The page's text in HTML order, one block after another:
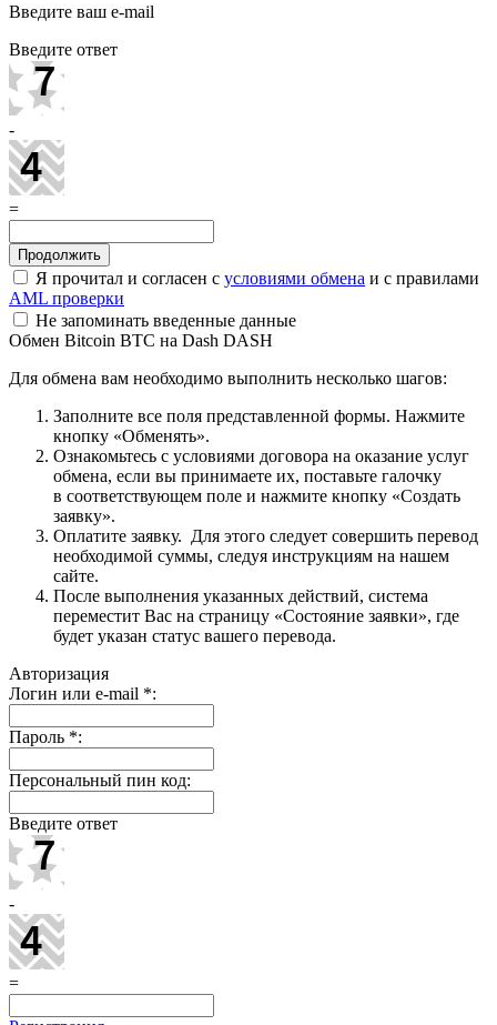
Введите ваш e-mail
Введите ответ
-
=
Я прочитал и согласен с условиями обмена и с правилами
AML проверки
Не запоминать введенные данные
Обмен Bitcoin BTC на Dash DASH
Для обмена вам необходимо выполнить несколько шагов:
Заполните все поля представленной формы. Нажмите
кнопку «Обменять».
Ознакомьтесь с условиями договора на оказание услуг
обмена, если вы принимаете их, поставьте галочку
в соответствующем поле и нажмите кнопку «Создать
заявку».
Оплатите заявку. Для этого следует совершить перевод
необходимой суммы, следуя инструкциям на нашем
сайте.
После выполнения указанных действий, система
переместит Вас на страницу «Состояние заявки», где
будет указан статус вашего перевода.
Авторизация
Логин или e-mail *:
Пароль *:
Персональный пин код:
Введите ответ
-
=